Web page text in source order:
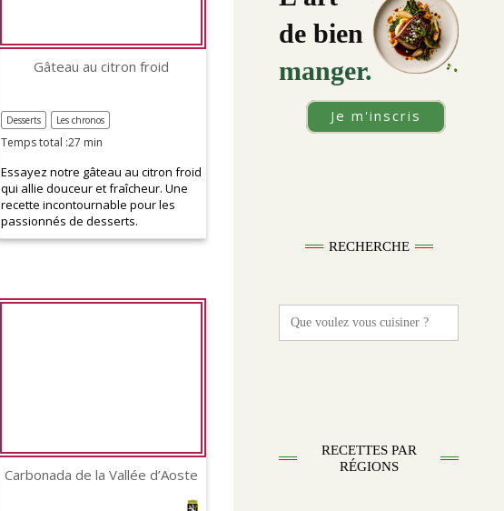
Gâteau au citron froid
Temps total :27 min
Desserts Les chronos
Essayez notre gâteau au citron froid
qui allie douceur et fraîcheur. Une
recette incontournable pour les
passionnés de desserts.
Carbonada de la Vallée d’Aoste
de bien
manger.
Je m'inscris
RECHERCHE
Search
for:
RECETTES PAR
RÉGIONS